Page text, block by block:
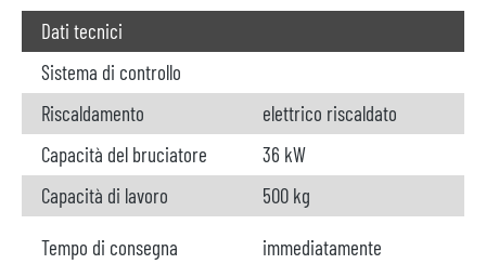
Dati tecnici
Sistema di controllo
Riscaldamento
elettrico riscaldato
Capacità del bruciatore
36 kW
Capacità di lavoro
500 kg
Tempo di consegna
immediatamente